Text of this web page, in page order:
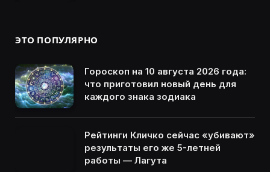
ЭТО ПОПУЛЯРНО
Гороскоп на 10 августа 2026 года:
что приготовил новый день для
каждого знака зодиака
Рейтинги Кличко сейчас «убивают»
результаты его же 5-летней
работы — Лагута